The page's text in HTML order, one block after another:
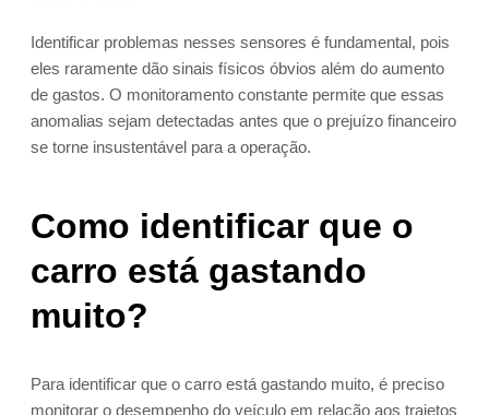
Identificar problemas nesses sensores é fundamental, pois
eles raramente dão sinais físicos óbvios além do aumento
de gastos. O monitoramento constante permite que essas
anomalias sejam detectadas antes que o prejuízo financeiro
se torne insustentável para a operação.
Como identificar que o
carro está gastando
muito?
Para identificar que o carro está gastando muito, é preciso
monitorar o desempenho do veículo em relação aos trajetos